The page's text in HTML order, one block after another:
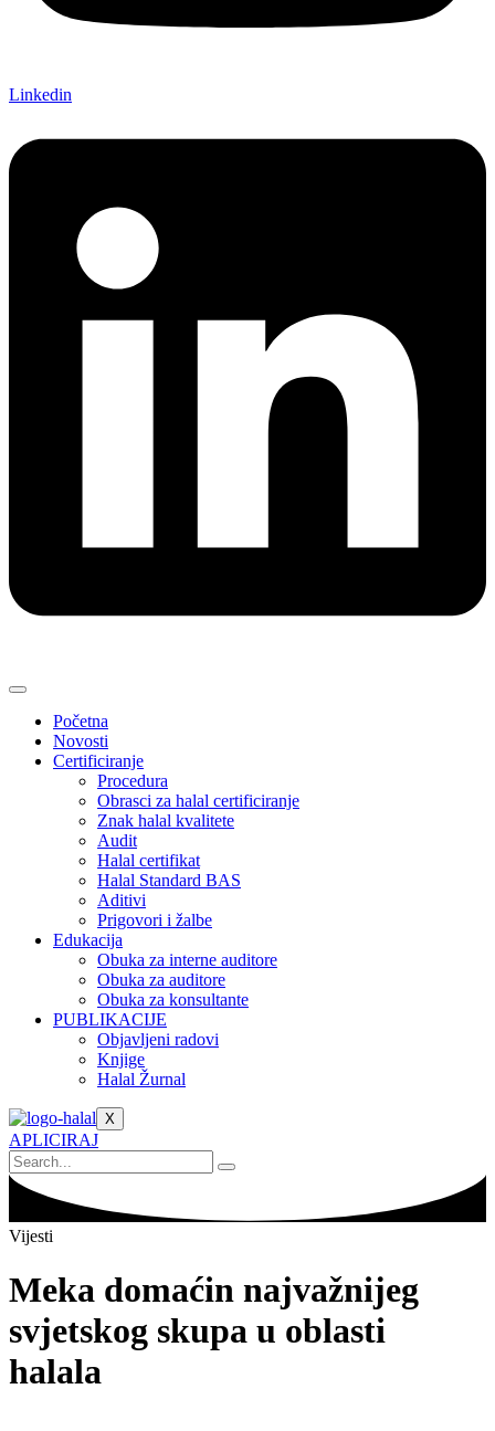
Linkedin
Početna
Novosti
Certificiranje
Procedura
Obrasci za halal certificiranje
Znak halal kvalitete
Audit
Halal certifikat
Halal Standard BAS
Aditivi
Prigovori i žalbe
Edukacija
Obuka za interne auditore
Obuka za auditore
Obuka za konsultante
PUBLIKACIJE
Objavljeni radovi
Knjige
Halal Žurnal
X
APLICIRAJ
Vijesti
Meka domaćin najvažnijeg
svjetskog skupa u oblasti
halala